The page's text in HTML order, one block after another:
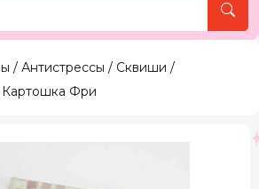
/ Антистрессы / Сквиши /
Картошка Фри